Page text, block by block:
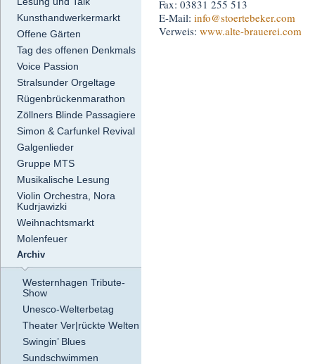
Kunsthandwerkermarkt
Offene Gärten
Tag des offenen Denkmals
Voice Passion
Stralsunder Orgeltage
Rügenbrückenmarathon
Zöllners Blinde Passagiere
Simon & Carfunkel Revival
Galgenlieder
Gruppe MTS
Musikalische Lesung
Violin Orchestra, Nora
Kudrjawizki
Weihnachtsmarkt
Molenfeuer
Archiv
Westernhagen Tribute-
Show
Unesco-Welterbetag
Theater Ver|rückte Welten
Swingin’ Blues
Sundschwimmen
Fax: 03831 255 513
E-Mail: info@stoertebeker.com
Verweis: www.alte-brauerei.com